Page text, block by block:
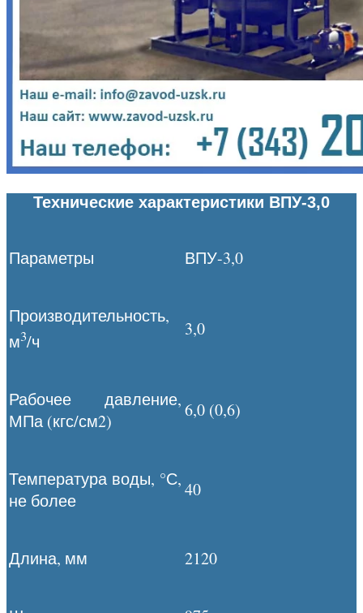
Технические характеристики ВПУ-3,0
Параметры ВПУ-3,0
Производительность,
м3/ч
3,0
Рабочее давление,
МПа (кгс/см2)
6,0 (0,6)
Температура воды, °С,
не более
40
Длина, мм 2120